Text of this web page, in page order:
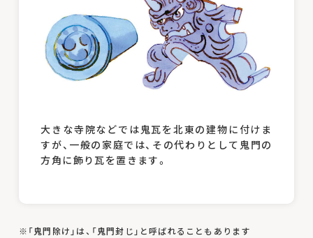
大きな寺院などでは鬼瓦を北東の建物に付けま
すが、一般の家庭では、その代わりとして鬼門の
方角に飾り瓦を置きます。
※「鬼門除け」は、「鬼門封じ」と呼ばれることもあります